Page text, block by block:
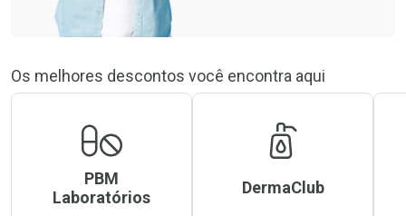
Os melhores descontos você encontra aqui
PBM
Laboratórios
DermaClub